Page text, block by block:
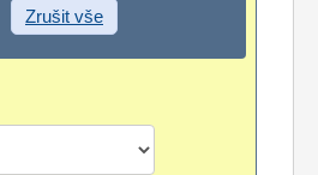
Zrušit vše